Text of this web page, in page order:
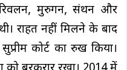
मुरुगन, संथन और
राहत नहीं मिलने के बाद
कोर्ट का रुख किया।